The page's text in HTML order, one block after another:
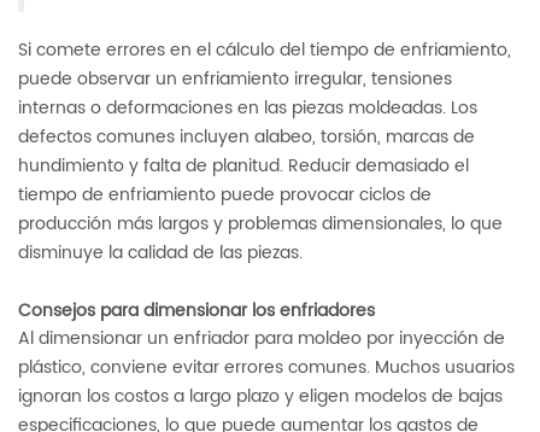
Si comete errores en el cálculo del tiempo de enfriamiento,
puede observar un enfriamiento irregular, tensiones
internas o deformaciones en las piezas moldeadas. Los
defectos comunes incluyen alabeo, torsión, marcas de
hundimiento y falta de planitud. Reducir demasiado el
tiempo de enfriamiento puede provocar ciclos de
producción más largos y problemas dimensionales, lo que
disminuye la calidad de las piezas.
Consejos para dimensionar los enfriadores
Al dimensionar un enfriador para moldeo por inyección de
plástico, conviene evitar errores comunes. Muchos usuarios
ignoran los costos a largo plazo y eligen modelos de bajas
especificaciones, lo que puede aumentar los gastos de